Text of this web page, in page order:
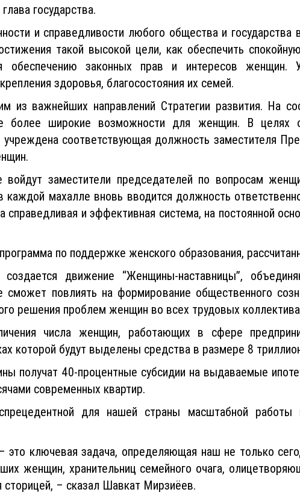
государства.
и справедливости любого общества и
такой высокой цели, как обеспечить
обеспечению законных прав и интересов женщин.
здоровья, благосостояния их семей.
из важнейших направлений Стратегии развития. На
более широкие возможности для женщин. В целях
учреждена соответствующая должность заместителя
войдут заместители председателей по вопросам
каждой махалле вновь вводится должность
справедливая и эффективная система, на постоянной
по поддержке женского образования,
создается движение “Женщины-наставницы”,
повлиять на формирование общественного
решения проблем женщин во всех трудовых
числа женщин, работающих в сфере
которой будут выделены средства в размере 8
получат 40-процентные субсидии на выдаваемые
современных квартир.
для нашей страны масштабной
ключевая задача, определяющая наш не только
женщин, хранительниц семейного очага,
сторицей, – сказал Шавкат Мирзиёев.